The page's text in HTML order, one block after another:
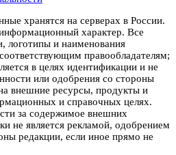
хранятся на серверах в России.
характер. Все
логотипы и наименования
правообладателям;
в целях идентификации и не
или одобрения со стороны
внешние ресурсы, продукты и
и справочных целях.
за содержимое внешних
не является рекламой, одобрением
редакции, если иное прямо не